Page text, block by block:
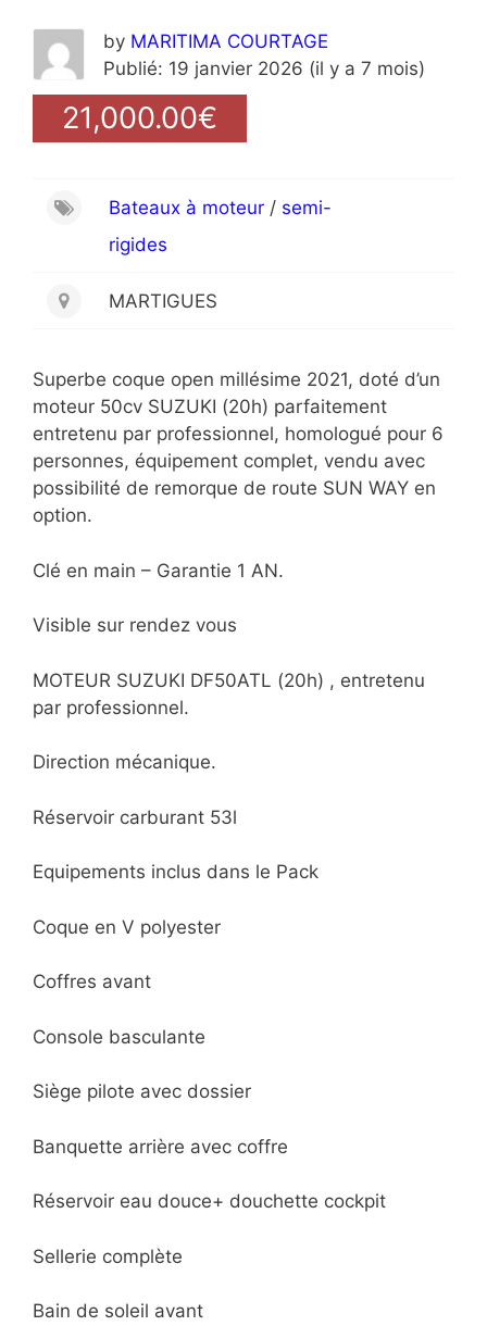
by MARITIMA COURTAGE
Publié: 19 janvier 2026 (il y a 7 mois)
21,000.00€
Bateaux à moteur / semi-
rigides
MARTIGUES
Superbe coque open millésime 2021, doté d’un
moteur 50cv SUZUKI (20h) parfaitement
entretenu par professionnel, homologué pour 6
personnes, équipement complet, vendu avec
possibilité de remorque de route SUN WAY en
option.
Clé en main – Garantie 1 AN.
Visible sur rendez vous
MOTEUR SUZUKI DF50ATL (20h) , entretenu
par professionnel.
Direction mécanique.
Réservoir carburant 53l
Equipements inclus dans le Pack
Coque en V polyester
Coffres avant
Console basculante
Siège pilote avec dossier
Banquette arrière avec coffre
Réservoir eau douce+ douchette cockpit
Sellerie complète
Bain de soleil avant